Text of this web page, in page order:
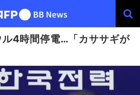
ル4時間停電…「カササギが